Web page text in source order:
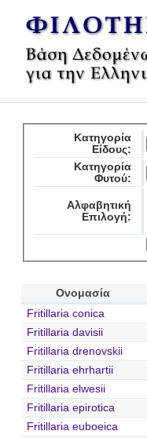
Κατηγορία
Είδους:
Κατηγορία
Φυτού:
Αλφαβητική
Επιλογή:
Ονομασία
Fritillaria conica
Fritillaria davisii
Fritillaria drenovskii
Fritillaria ehrhartii
Fritillaria elwesii
Fritillaria epirotica
Fritillaria euboeica